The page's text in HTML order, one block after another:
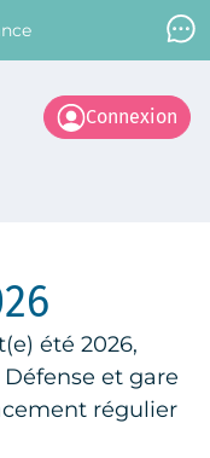
Connexion
été 2026,
et gare
régulier